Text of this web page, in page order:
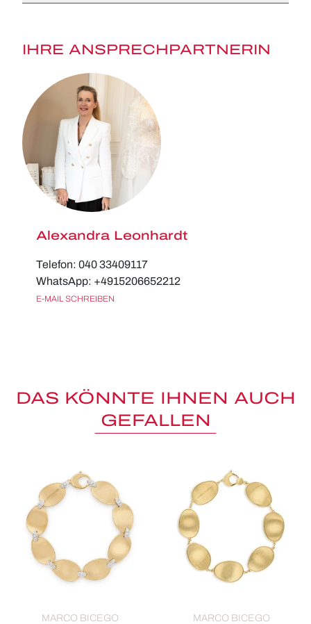
IHRE ANSPRECHPARTNERIN
Alexandra Leonhardt
Telefon: 040 33409117
WhatsApp: +4915206652212
E-MAIL SCHREIBEN
DAS KÖNNTE IHNEN AUCH
GEFALLEN
MARCO BICEGO MARCO BICEGO